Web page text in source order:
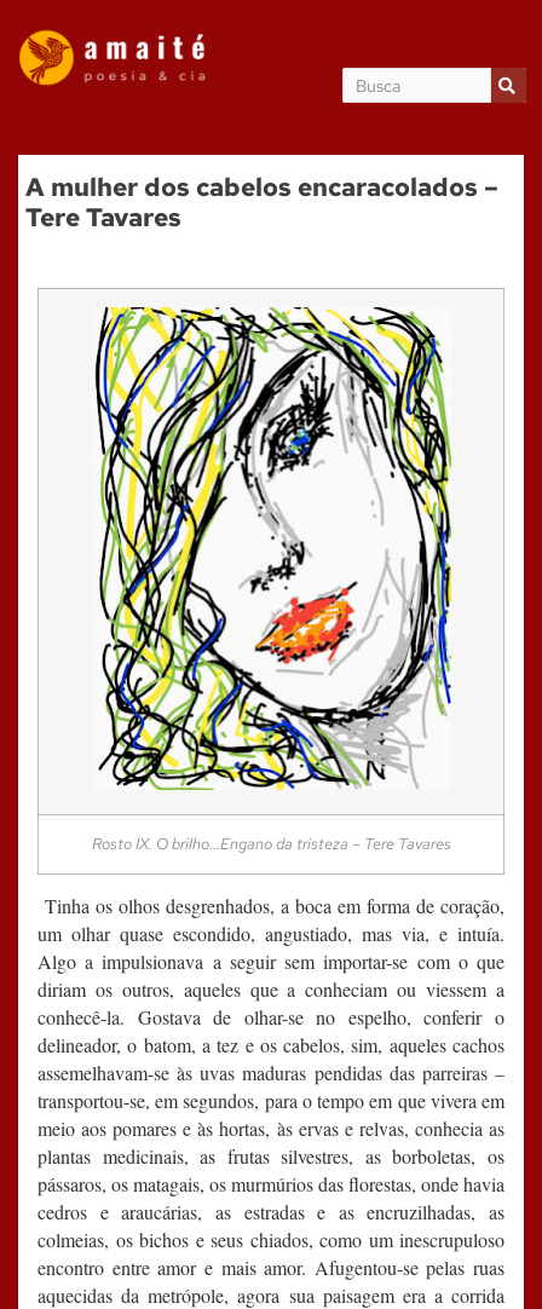
A mulher dos cabelos encaracolados –
Tere Tavares
Rosto IX. O brilho…Engano da tristeza – Tere Tavares
Tinha os olhos desgrenhados, a boca em forma de coração,
um olhar quase escondido, angustiado, mas via, e intuía.
Algo a impulsionava a seguir sem importar-se com o que
diriam os outros, aqueles que a conheciam ou viessem a
conhecê-la. Gostava de olhar-se no espelho, conferir o
delineador, o batom, a tez e os cabelos, sim, aqueles cachos
assemelhavam-se às uvas maduras pendidas das parreiras –
transportou-se, em segundos, para o tempo em que vivera em
meio aos pomares e às hortas, às ervas e relvas, conhecia as
plantas medicinais, as frutas silvestres, as borboletas, os
pássaros, os matagais, os murmúrios das florestas, onde havia
cedros e araucárias, as estradas e as encruzilhadas, as
colmeias, os bichos e seus chiados, como um inescrupuloso
encontro entre amor e mais amor. Afugentou-se pelas ruas
aquecidas da metrópole, agora sua paisagem era a corrida